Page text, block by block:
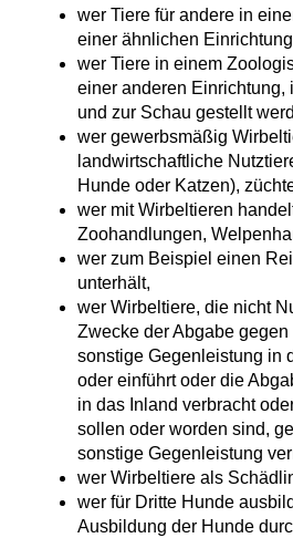
wer Tiere für andere in
einer ähnlichen
wer Tiere in einem
einer anderen Einrichtung,
und zur Schau gestellt
wer gewerbsmäßig
landwirtschaftliche
Hunde oder Katzen),
wer mit Wirbeltieren
Zoohandlungen,
wer zum Beispiel einen
unterhält,
wer Wirbeltiere, die nicht
Zwecke der Abgabe
sonstige Gegenleistung in
oder einführt oder die
in das Inland verbracht
sollen oder worden sind,
sonstige Gegenleistung
wer Wirbeltiere als
wer für Dritte Hunde
Ausbildung der Hunde